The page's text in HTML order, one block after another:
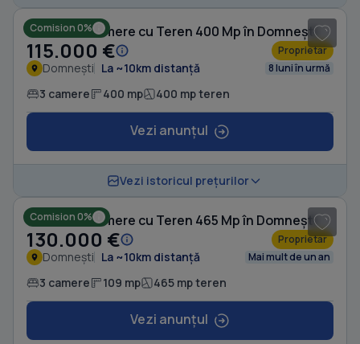
Comision 0%
Casă cu 3 camere cu Teren 400 Mp în Domnești
115.000 € Proprietar
Domnești La ~10km distanță 8 luni în urmă
3 camere 400 mp 400 mp teren
Vezi anunțul
Vezi istoricul prețurilor
Comision 0%
Casă cu 3 camere cu Teren 465 Mp în Domnești
130.000 € Proprietar
Domnești La ~10km distanță Mai mult de un an
3 camere 109 mp 465 mp teren
Vezi anunțul